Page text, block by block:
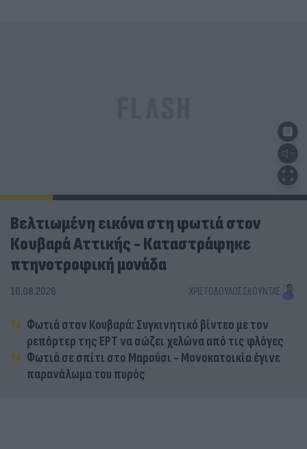
Βελτιωμένη εικόνα στη φωτιά στον
Κουβαρά Αττικής - Καταστράφηκε
πτηνοτροφική μονάδα
10.08.2026 ΧΡΙΣΤΌΔΟΥΛΟΣ ΣΚΟΎΝΤΑΣ
Φωτιά στον Κουβαρά: Συγκινητικό βίντεο με τον
ρεπόρτερ της ΕΡΤ να σώζει χελώνα από τις φλόγες
Φωτιά σε σπίτι στο Μαρούσι - Μονοκατοικία έγινε
παρανάλωμα του πυρός